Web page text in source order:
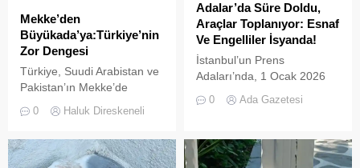
Mekke’den
Büyükada’ya:Türkiye’nin
Zor Dengesi
Türkiye, Suudi Arabistan ve
Pakistan’ın Mekke’de
Anlaşması, bölgesel
bir dönemin işareti olabilir.
0 Haluk Direskeneli
Adalar’da Süre Doldu,
Araçlar Toplanıyor: Esnaf
Ve Engelliler İsyanda!
İstanbul’un Prens
Adaları’nda, 1 Ocak 2026
L2 sınıfı (3 tekerlekli)
kullanımını yasaklayan
UKOME kararının ardından
0 Ada Gazetesi